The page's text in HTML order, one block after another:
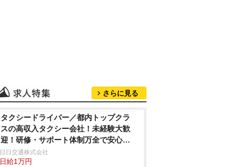
さらに見る
タクシードライバー／都内トップクラ
スの高収入タクシー会社！未経験大歓
迎！研修・サポート体制万全で安心デ
ビュー！月収100万円超も可能！
日日交通株式会社
日給1万円